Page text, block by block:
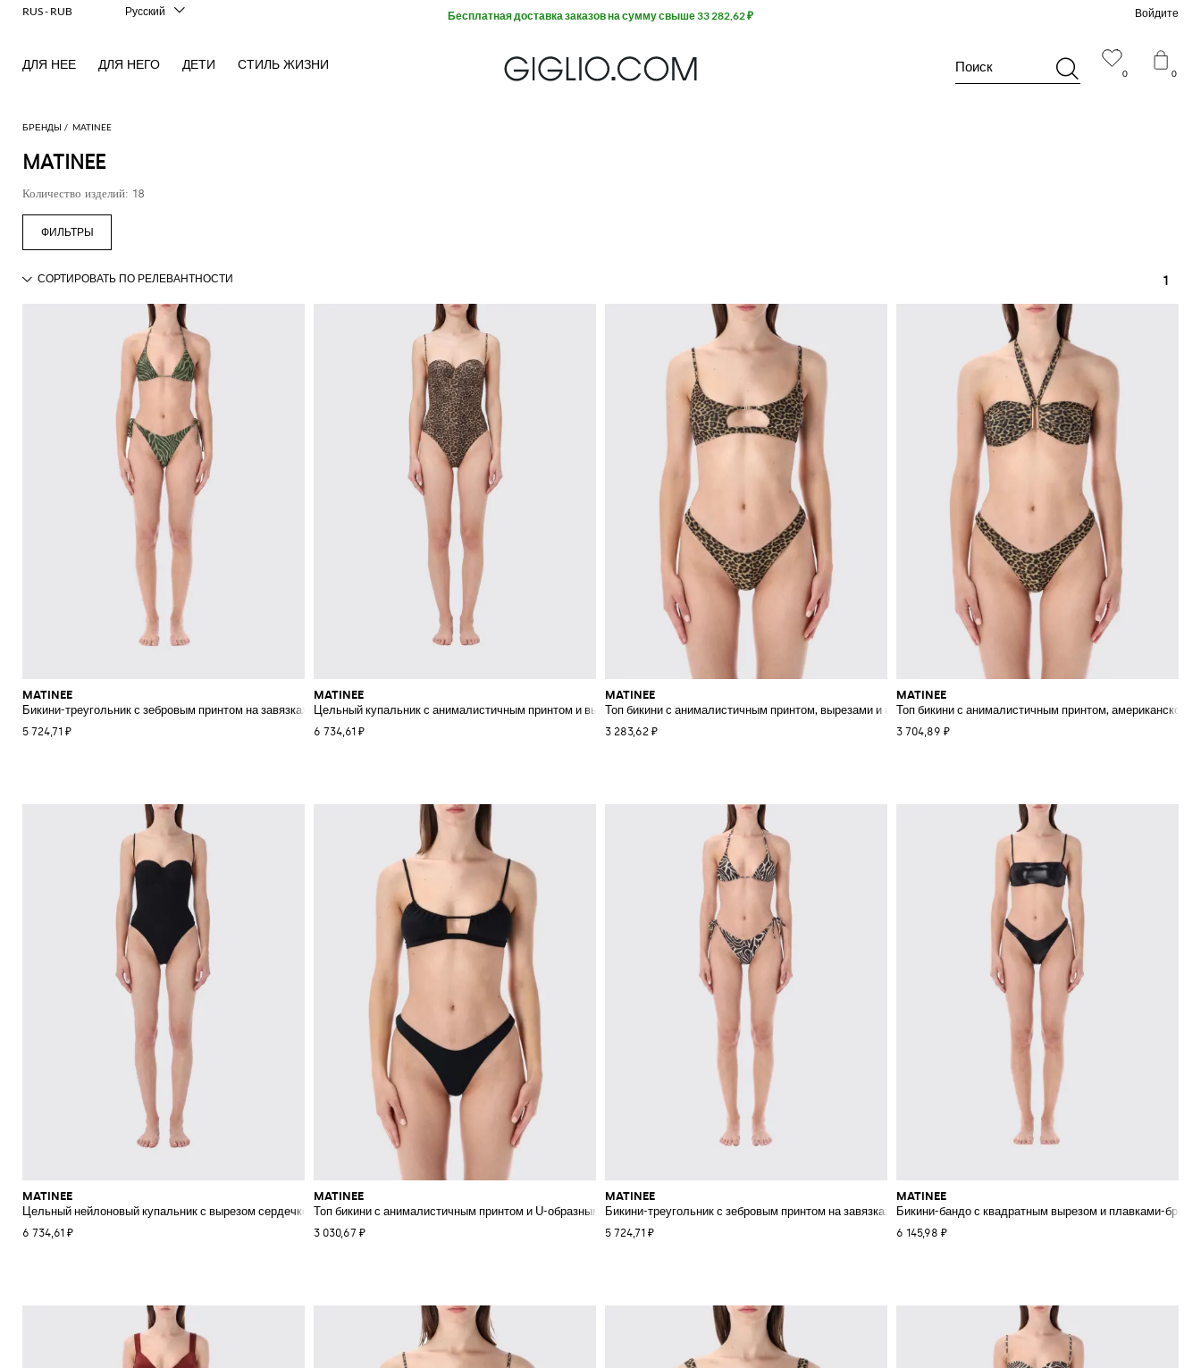
БРЕНДЫ MATINEE
MATINEE
Количество изделий: 18
1
MATINEE
Бикини-треугольник с зебровым принтом на завязках
5 724,71 ₽
MATINEE
Цельный купальник с анималистичным принтом и вырезом сердечком
6 734,61 ₽
MATINEE
Топ бикини с анималистичным принтом, вырезами и квадратным декольте
3 283,62 ₽
MATINEE
Топ бикини с анималистичным принтом, американской
3 704,89 ₽
MATINEE
Цельный нейлоновый купальник с вырезом сердечком
6 734,61 ₽
MATINEE
Топ бикини с анималистичным принтом и U-образным вырезом
3 030,67 ₽
MATINEE
Бикини-треугольник с зебровым принтом на завязках
5 724,71 ₽
MATINEE
Бикини-бандо с квадратным вырезом и плавками-
6 145,98 ₽
0 0
Поиск
Войдите
ДЛЯ НЕЕ ДЛЯ НЕГО ДЕТИ СТИЛЬ ЖИЗНИ
Бесплатная доставка заказов на сумму свыше 33 282,62 ₽
RUS - RUB
Русский
Français